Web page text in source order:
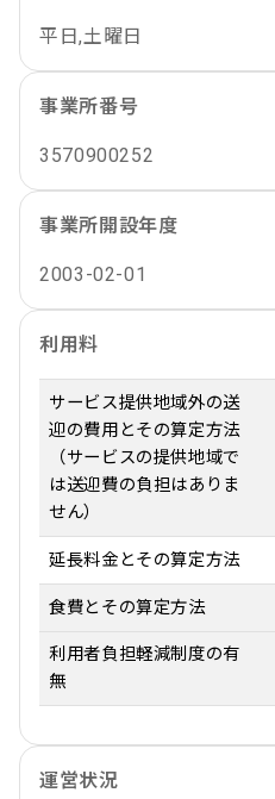
平日,土曜日
事業所番号
3570900252
事業所開設年度
2003-02-01
利用料
サービス提供地域外の送
迎の費用とその算定方法
（サービスの提供地域で
は送迎費の負担はありま
せん）
延長料金とその算定方法
食費とその算定方法
利用者負担軽減制度の有
無
運営状況